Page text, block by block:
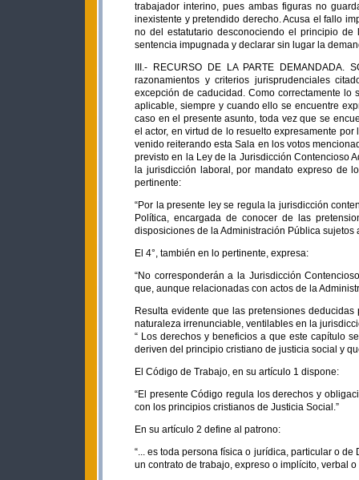
trabajador interino, pues ambas figuras no
inexistente y pretendido derecho. Acusa el fallo
no del estatutario desconociendo el principio
sentencia impugnada y declarar sin lugar la
III.- RECURSO DE LA PARTE DEMANDADA.
razonamientos y criterios jurisprudenciales
excepción de caducidad. Como correctamente
aplicable, siempre y cuando ello se encuentre
caso en el presente asunto, toda vez que se
el actor, en virtud de lo resuelto expresamente
venido reiterando esta Sala en los votos
previsto en la Ley de la Jurisdicción Contencioso
la jurisdicción laboral, por mandato expreso de
pertinente:
“Por la presente ley se regula la jurisdicción
Política, encargada de conocer de las
disposiciones de la Administración Pública sujetos
El 4°, también en lo pertinente, expresa:
“No corresponderán a la Jurisdicción
que, aunque relacionadas con actos de la
Resulta evidente que las pretensiones
naturaleza irrenunciable, ventilables en la
“ Los derechos y beneficios a que este capítulo
deriven del principio cristiano de justicia social y
El Código de Trabajo, en su artículo 1 dispone:
“El presente Código regula los derechos y
con los principios cristianos de Justicia Social.”
En su artículo 2 define al patrono:
“... es toda persona física o jurídica, particular o
un contrato de trabajo, expreso o implícito, verbal